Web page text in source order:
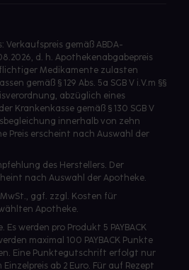
Verkaufspreis gemäß ABDA-
d. h. Apothekenabgabepreis
Medikamente zulasten
gemäß § 129 Abs. 5a SGB V i.V.m §§
abzüglich eines
Krankenkasse gemäß § 130 SGB V
innerhalb von zehn
Preis erscheint nach Auswahl der
des Herstellers. Der
nach Auswahl der Apotheke.
ggf. zzgl. Kosten für
Apotheke.
werden pro Produkt 5 PAYBACK
maximal 100 PAYBACK Punkte
Eine Punktegutschrift erfolgt nur
ab 2 Euro. Für auf Rezept